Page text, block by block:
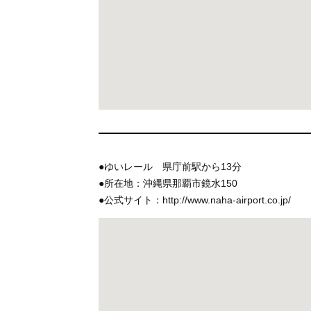
●ゆいレール 県庁前駅から13分
●所在地：沖縄県那覇市鏡水150
●公式サイト：http://www.naha-airport.co.jp/